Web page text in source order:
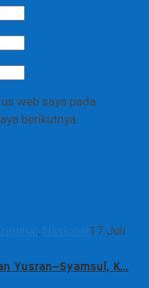
web saya pada
berikutnya.
,
17 Juli
Yusran–Syamsul, K…